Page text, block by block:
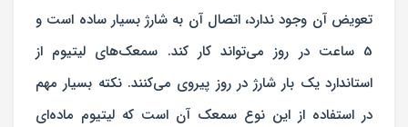
تعویض آن وجود ندارد، اتصال آن به شارژ بسیار ساده است و
5 ساعت در روز می‌تواند کار کند. سمعک‌های لیتیوم از
استاندارد یک بار شارژ در روز پیروی می‌کنند. نکته بسیار مهم
در استفاده از این نوع سمعک آن است که لیتیوم ماده‌ای